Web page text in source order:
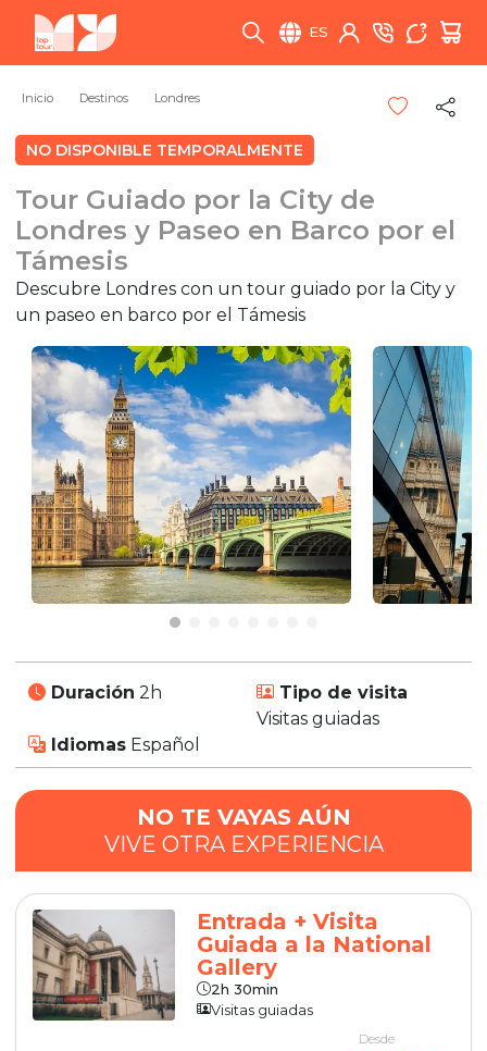
ES
Inicio Destinos Londres
NO DISPONIBLE TEMPORALMENTE
Tour Guiado por la City de
Londres y Paseo en Barco por el
Támesis
Descubre Londres con un tour guiado por la City y
un paseo en barco por el Támesis
Duración 2h
Tipo de visita
Visitas guiadas
Idiomas Español
NO TE VAYAS AÚN
VIVE OTRA EXPERIENCIA
Entrada + Visita
Guiada a la National
Gallery
2h 30min
Visitas guiadas
Desde